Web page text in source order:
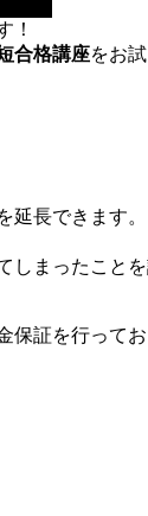
！
合格講座をお
長できます。
まったことを
保証を行ってお